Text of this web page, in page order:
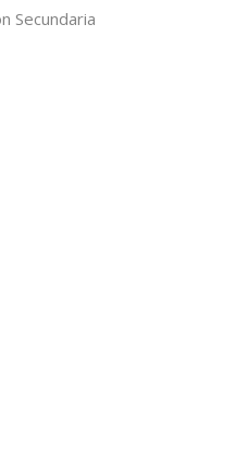
Secundaria